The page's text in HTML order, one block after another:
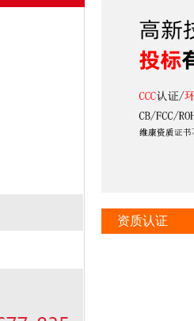
资质认证